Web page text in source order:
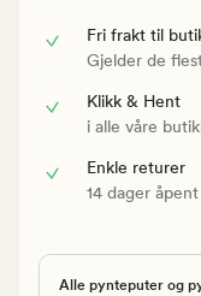
Fri frakt til
Gjelder de
Klikk & Hent
i alle våre
Enkle returer
14 dager
Alle pynteputer og